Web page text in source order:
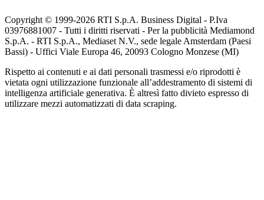
Copyright © 1999-2026 RTI S.p.A. Business Digital - P.Iva
03976881007 - Tutti i diritti riservati - Per la pubblicità Mediamond
S.p.A. - RTI S.p.A., Mediaset N.V., sede legale Amsterdam (Paesi
Bassi) - Uffici Viale Europa 46, 20093 Cologno Monzese (MI)
Rispetto ai contenuti e ai dati personali trasmessi e/o riprodotti è
vietata ogni utilizzazione funzionale all’addestramento di sistemi di
intelligenza artificiale generativa. È altresì fatto divieto espresso di
utilizzare mezzi automatizzati di data scraping.